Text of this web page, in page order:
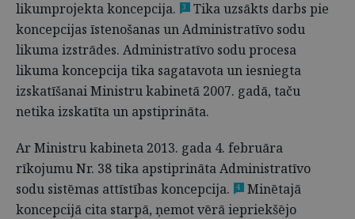
likumprojekta koncepcija.
3
Tika uzsākts darbs pie
koncepcijas īstenošanas un Administratīvo sodu
likuma izstrādes. Administratīvo sodu procesa
likuma koncepcija tika sagatavota un iesniegta
izskatīšanai Ministru kabinetā 2007. gadā, taču
netika izskatīta un apstiprināta.
Ar Ministru kabineta 2013. gada 4. februāra
rīkojumu Nr. 38 tika apstiprināta Administratīvo
sodu sistēmas attīstības koncepcija.
4
Minētajā
koncepcijā cita starpā, ņemot vērā iepriekšējo